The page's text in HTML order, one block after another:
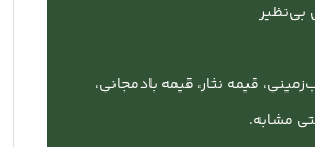
بی‌نظیر
قیمه نثار، قیمه بادمجانی،
مشابه.